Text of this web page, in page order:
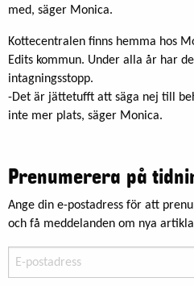
med, säger Monica.
Kottecentralen finns hemma hos
Edits kommun. Under alla år har
intagningsstopp.
-Det är jättetufft att säga nej till
inte mer plats, säger Monica.
Prenumerera på
Ange din e-postadress för att
och få meddelanden om nya
postadress